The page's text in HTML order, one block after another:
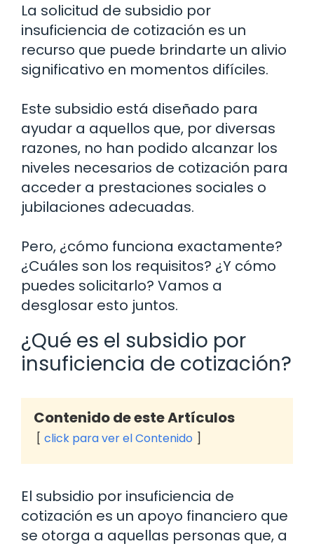
La solicitud de subsidio por
insuficiencia de cotización es un
recurso que puede brindarte un alivio
significativo en momentos difíciles.
Este subsidio está diseñado para
ayudar a aquellos que, por diversas
razones, no han podido alcanzar los
niveles necesarios de cotización para
acceder a prestaciones sociales o
jubilaciones adecuadas.
Pero, ¿cómo funciona exactamente?
¿Cuáles son los requisitos? ¿Y cómo
puedes solicitarlo? Vamos a
desglosar esto juntos.
¿Qué es el subsidio por
insuficiencia de cotización?
Contenido de este Artículos
click para ver el Contenido
El subsidio por insuficiencia de
cotización es un apoyo financiero que
se otorga a aquellas personas que, a